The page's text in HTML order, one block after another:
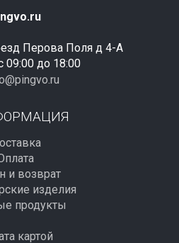
Перова Поля д 4-А
09:00 до 18:00
и возврат
изделия
продукты
картой